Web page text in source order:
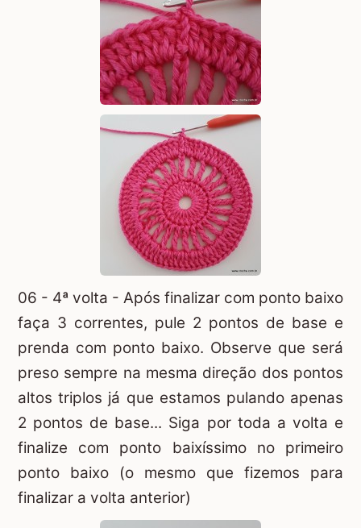
06 - 4ª volta - Após finalizar com ponto baixo
faça 3 correntes, pule 2 pontos de base e
prenda com ponto baixo. Observe que será
preso sempre na mesma direção dos pontos
altos triplos já que estamos pulando apenas
2 pontos de base... Siga por toda a volta e
finalize com ponto baixíssimo no primeiro
ponto baixo (o mesmo que fizemos para
finalizar a volta anterior)